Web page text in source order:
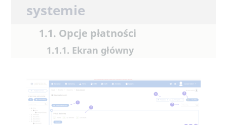
systemie
1.1. Opcje płatności
1.1.1. Ekran główny